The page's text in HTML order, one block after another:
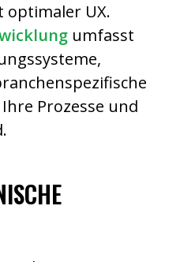
optimaler UX.
umfasst
Prozesse und